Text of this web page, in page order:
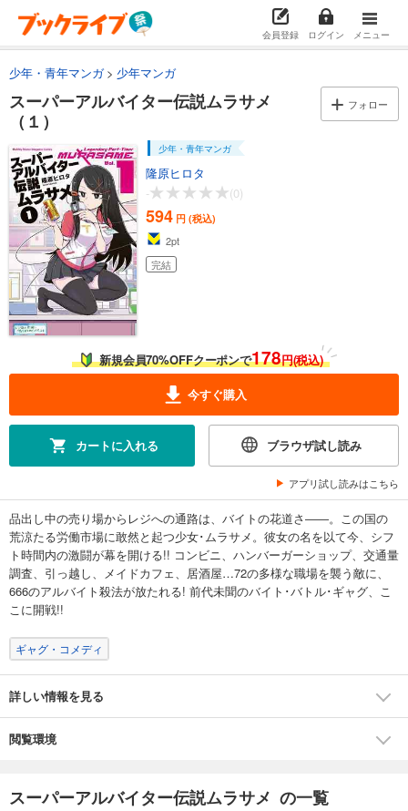
会員登録 ログイン メニュー
少年・青年マンガ 少年マンガ
スーパーアルバイター伝説ムラサメ
（１）
フォロー
少年・青年マンガ
隆原ヒロタ
-
(0)
594 円 (税込)
2pt
完結
新規会員70%OFFクーポンで178円(税込)
今すぐ購入
カートに入れる ブラウザ試し読み
アプリ試し読みはこちら
品出し中の売り場からレジへの通路は、バイトの花道さ――。この国の
荒涼たる労働市場に敢然と起つ少女･ムラサメ。彼女の名を以て今、シフ
ト時間内の激闘が幕を開ける!! コンビニ、ハンバーガーショップ、交通量
調査、引っ越し、メイドカフェ、居酒屋…72の多様な職場を襲う敵に、
666のアルバイト殺法が放たれる! 前代未聞のバイト･バトル･ギャグ、こ
こに開戦!!
ギャグ・コメディ
詳しい情報を見る
閲覧環境
スーパーアルバイター伝説ムラサメ の一覧